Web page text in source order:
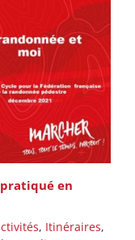
en
, Itinéraires,